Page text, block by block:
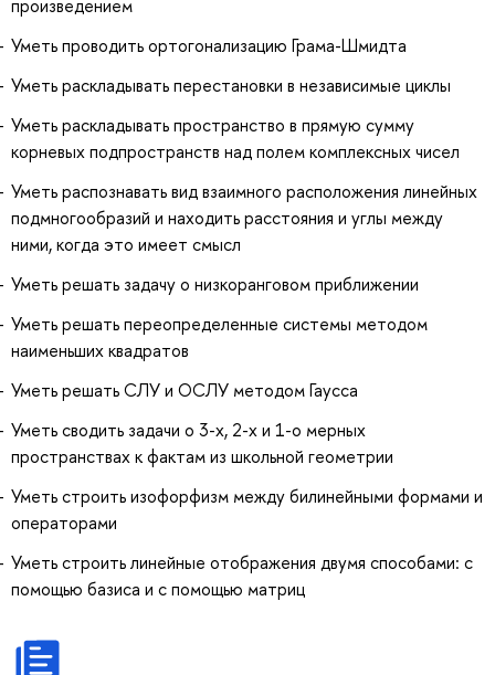
произведением
Уметь проводить ортогонализацию Грама-Шмидта
Уметь раскладывать перестановки в независимые циклы
Уметь раскладывать пространство в прямую сумму
корневых подпространств над полем комплексных чисел
Уметь распознавать вид взаимного расположения линейных
подмногообразий и находить расстояния и углы между
ними, когда это имеет смысл
Уметь решать задачу о низкоранговом приближении
Уметь решать переопределенные системы методом
наименьших квадратов
Уметь решать СЛУ и ОСЛУ методом Гаусса
Уметь сводить задачи о 3-х, 2-х и 1-о мерных
пространствах к фактам из школьной геометрии
Уметь строить изофорфизм между билинейными формами и
операторами
Уметь строить линейные отображения двумя способами: с
помощью базиса и с помощью матриц